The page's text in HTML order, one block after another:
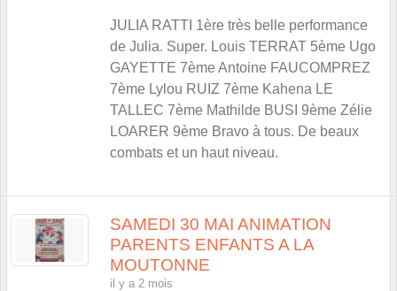
JULIA RATTI 1ère très belle performance
de Julia. Super. Louis TERRAT 5ème Ugo
GAYETTE 7ème Antoine FAUCOMPREZ
7ème Lylou RUIZ 7ème Kahena LE
TALLEC 7ème Mathilde BUSI 9ème Zélie
LOARER 9ème Bravo à tous. De beaux
combats et un haut niveau.
SAMEDI 30 MAI ANIMATION
PARENTS ENFANTS A LA
MOUTONNE
il y a 2 mois